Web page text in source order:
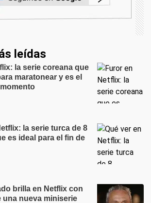
leídas
la serie coreana que
maratonear y es el
la serie turca de 8
es ideal para el fin de
brilla en Netflix con
una nueva miniserie